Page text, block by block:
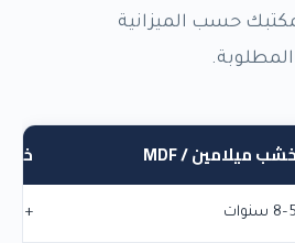
حسب الميزانية
خشب ميلامين / MDF
5–8 سنوات +15 سنة